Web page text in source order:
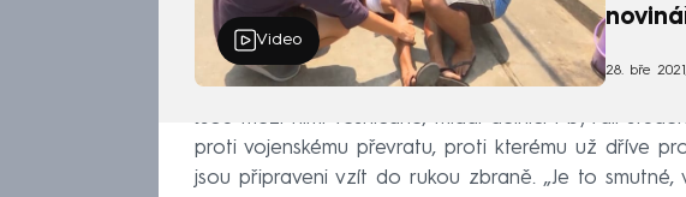
Video
28. bře
Jsou mezi nimi vesničané, mladí dělníci i bývalí
proti vojenskému převratu, proti kterému už dříve
jsou připraveni vzít do rukou zbraně. „Je to smutné,